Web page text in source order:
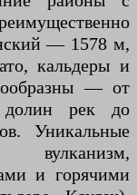
— 1578 м,
кальдеры и
— от
долин рек до
Уникальные
и горячими